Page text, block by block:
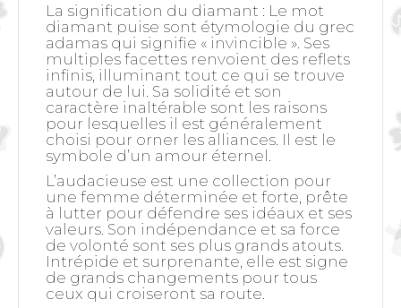
La signification du diamant : Le mot
diamant puise sont étymologie du grec
adamas qui signifie « invincible ». Ses
multiples facettes renvoient des reflets
infinis, illuminant tout ce qui se trouve
autour de lui. Sa solidité et son
caractère inaltérable sont les raisons
pour lesquelles il est généralement
choisi pour orner les alliances. Il est le
symbole d’un amour éternel.
L’audacieuse est une collection pour
une femme déterminée et forte, prête
à lutter pour défendre ses idéaux et ses
valeurs. Son indépendance et sa force
de volonté sont ses plus grands atouts.
Intrépide et surprenante, elle est signe
de grands changements pour tous
ceux qui croiseront sa route.